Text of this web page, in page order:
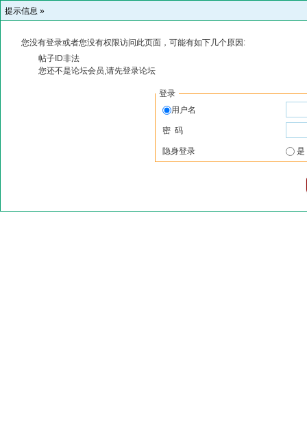
提示信息 »
您没有登录或者您没有权限访问此页面，可能有如下几个原因:
帖子ID非法
您还不是论坛会员,请先登录论坛
登录
用户名
密 码
隐身登录